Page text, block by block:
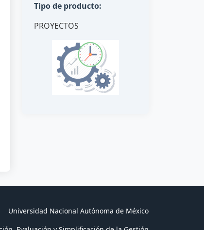
Tipo de producto:
PROYECTOS
Universidad Nacional Autónoma de México